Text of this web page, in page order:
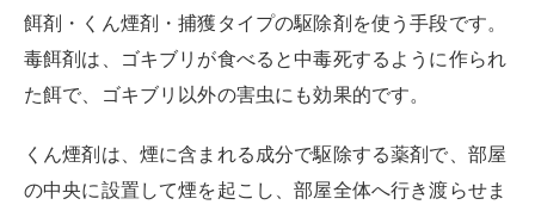
餌剤・くん煙剤・捕獲タイプの駆除剤を使う手段です。
毒餌剤は、ゴキブリが食べると中毒死するように作られ
た餌で、ゴキブリ以外の害虫にも効果的です。
くん煙剤は、煙に含まれる成分で駆除する薬剤で、部屋
の中央に設置して煙を起こし、部屋全体へ行き渡らせま